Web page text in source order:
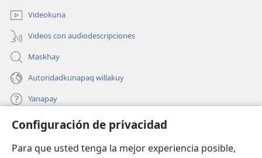
Configuración de privacidad
Para que usted tenga la mejor experiencia posible,
ventana)Videokuna
Videos con audiodescripciones
Maskhay
Autoridadkunapaq willakuy
Yanapay
Donacionta churanapaq
una
nueva